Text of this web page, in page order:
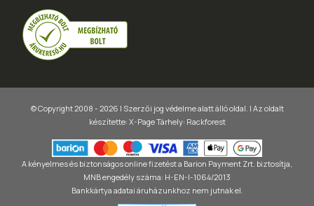
© Copyright 2008 - 2026 | Szerzői jog védelme alatt álló oldal. | Az oldalt
készítette: X-PageTárhely: Rackforest
A kényelmes és biztonságos online fizetést a Barion Payment Zrt. biztosítja,
MNB engedély száma: H-EN-I-1064/2013
Bankkártya adatai áruházunkhoz nem jutnak el.